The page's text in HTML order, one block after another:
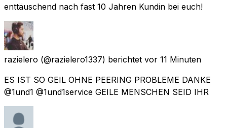
enttäuschend nach fast 10 Jahren Kundin bei euch!
razielero (@razielero1337) berichtet vor 11 Minuten
ES IST SO GEIL OHNE PEERING PROBLEME DANKE
@1und1 @1und1service GEILE MENSCHEN SEID IHR